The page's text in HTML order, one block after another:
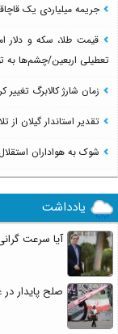
جریمه میلیاردی یک
تعطیلی اربعین/چشم‌ها به
زمان شارژ کالابرگ تغییر
تقدیر استاندار گیلان
شوک به هواداران
یادداشت
آیا سرعت
صلح پایدار